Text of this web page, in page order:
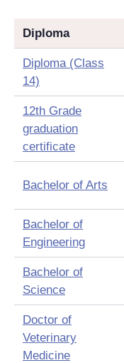
Diploma
Diploma (Class
14)
12th Grade
graduation
certificate
Bachelor of Arts
Bachelor of
Engineering
Bachelor of
Science
Doctor of
Veterinary
Medicine